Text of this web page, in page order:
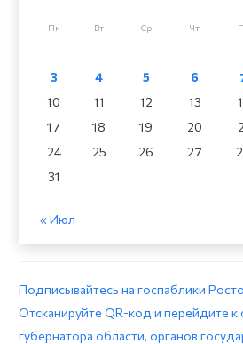
Пн Вт Ср Чт
3
4 5 6
10
11 12 13
17
18 19 20
24
25 26 27
31
« Июл
Подписывайтесь на госпаблики
Отсканируйте QR-код и перейдите к
губернатора области, органов